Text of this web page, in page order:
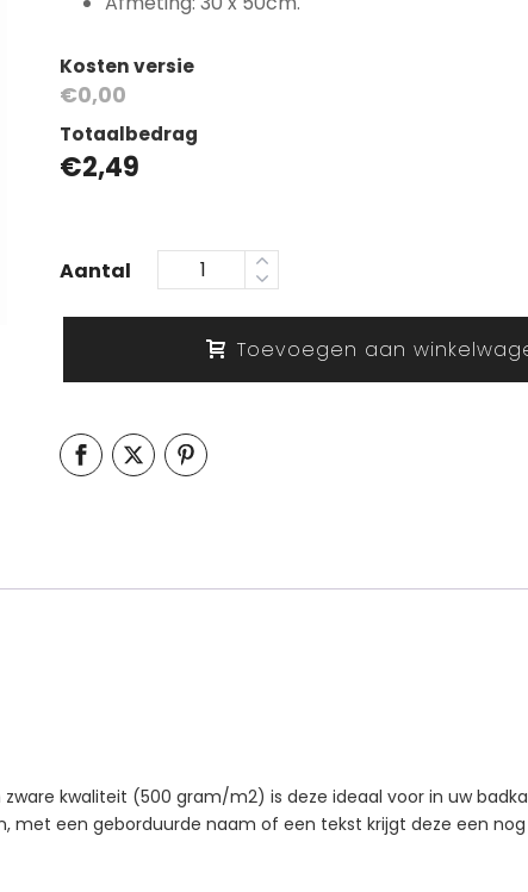
Kosten versie
€0,00
Totaalbedrag
€2,49
Aantal
Toevoegen aan
kwaliteit (500 gram/m2) is deze ideaal voor in uw
met een geborduurde naam of een tekst krijgt deze een nog